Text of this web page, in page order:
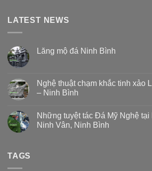
LATEST NEWS
Lăng mộ đá Ninh Bình
Nghệ thuật chạm khắc tinh xảo
– Ninh Bình
Những tuyệt tác Đá Mỹ Nghệ tại
Ninh Vân, Ninh Bình
TAGS